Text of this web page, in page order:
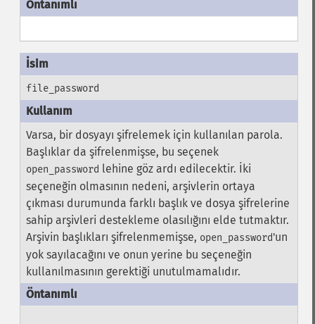
file_password
Varsa, bir dosyayı şifrelemek için kullanılan parola.
Başlıklar da şifrelenmişse, bu seçenek
open_password lehine göz ardı edilecektir. İki
seçeneğin olmasının nedeni, arşivlerin ortaya
çıkması durumunda farklı başlık ve dosya şifrelerine
sahip arşivleri destekleme olasılığını elde tutmaktır.
Arşivin başlıkları şifrelenmemişse, open_password'un
yok sayılacağını ve onun yerine bu seçeneğin
kullanılmasının gerektiği unutulmamalıdır.